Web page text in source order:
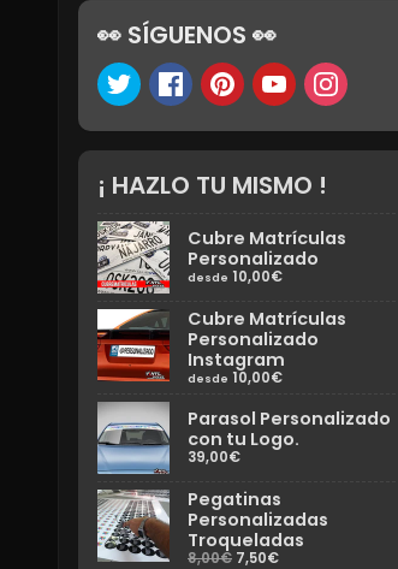
👀 SÍGUENOS 👀
¡ HAZLO TU MISMO !
Cubre Matrículas
Personalizado
desde 10,00€
Cubre Matrículas
Personalizado
Instagram
desde 10,00€
Parasol Personalizado
con tu Logo.
39,00€
Pegatinas
Personalizadas
Troqueladas
8,00€ 7,50€